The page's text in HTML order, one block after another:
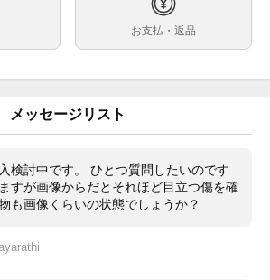
的に細かいキズおよび経年劣化が見られます
ンド OMEGA オメガ
シーマスター デイト
お支払・返品
メッセージリスト
検討中です。 ひとつ質問したいのです
すが画像からだとそれほど目立つ傷を確
も画像くらいの状態でしょうか？